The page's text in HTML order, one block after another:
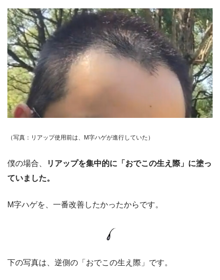
（写真：リアップ使用前は、M字ハゲが進行していた）
僕の場合、
リアップを集中的に「おでこの生え際」に塗っ
ていました。
M字ハゲを、一番改善したかったからです。
下の写真は、逆側の「おでこの生え際」です。